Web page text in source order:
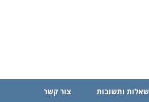
שאלות ותשובות צור קשר